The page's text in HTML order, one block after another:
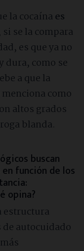
la cocaína es
si se la compara
es que ya no
dura, como se
a que la
como
altos grados
blanda.
buscan
función de los
opina?
estructura
autocuidado